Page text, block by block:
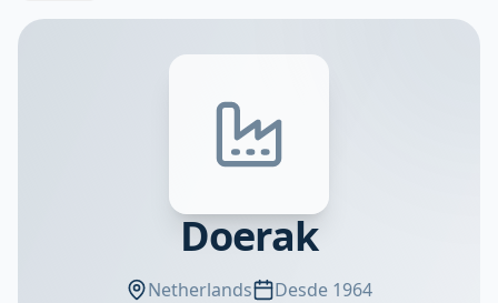
Doerak
Netherlands Desde 1964